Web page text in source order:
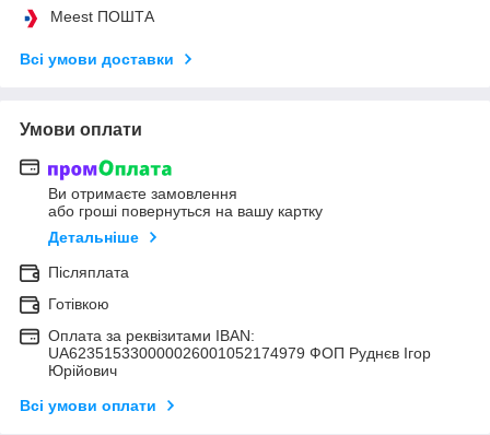
Meest ПОШТА
Всі умови доставки
Умови оплати
Ви отримаєте замовлення
або гроші повернуться на вашу картку
Детальніше
Післяплата
Готівкою
Оплата за реквізитами IBAN:
UA623515330000026001052174979 ФОП Руднєв Ігор
Юрійович
Всі умови оплати